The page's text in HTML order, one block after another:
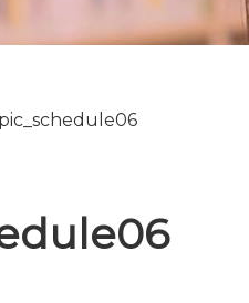
pic_schedule06